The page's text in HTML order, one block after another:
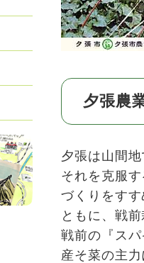
夕張農
夕張は山間
それを克服
づくりをす
ともに、戦
戦前の『ス
産そ菜の主力